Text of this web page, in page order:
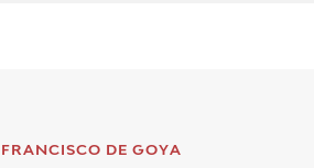
FRANCISCO DE GOYA